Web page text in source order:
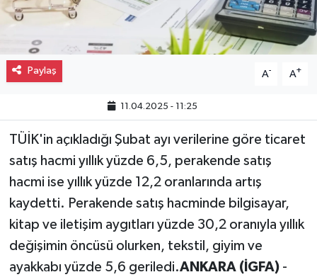
Paylaş A- A+
11.04.2025 - 11:25
TÜİK'in açıkladığı Şubat ayı verilerine göre ticaret
satış hacmi yıllık yüzde 6,5, perakende satış
hacmi ise yıllık yüzde 12,2 oranlarında artış
kaydetti. Perakende satış hacminde bilgisayar,
kitap ve iletişim aygıtları yüzde 30,2 oranıyla yıllık
değişimin öncüsü olurken, tekstil, giyim ve
ayakkabı yüzde 5,6 geriledi.ANKARA (İGFA) -
Gayrimenkul
Spor